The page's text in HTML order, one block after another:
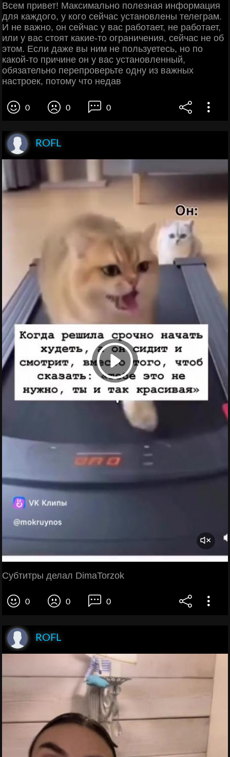
Всем привет! Максимально полезная информация
для каждого, у кого сейчас установлены телеграм.
И не важно, он сейчас у вас работает, не работает,
или у вас стоят какие-то ограничения, сейчас не об
этом. Если даже вы ним не пользуетесь, но по
какой-то причине он у вас установленный,
обязательно перепроверьте одну из важных
настроек, потому что недав
0 0 0
ROFL
Субтитры делал DimaTorzok
0 0 0
ROFL